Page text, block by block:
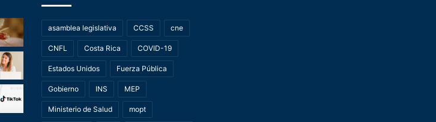
asamblea legislativa CCSS cne
CNFL Costa Rica COVID-19
Estados Unidos Fuerza Pública
Gobierno INS MEP
Ministerio de Salud mopt